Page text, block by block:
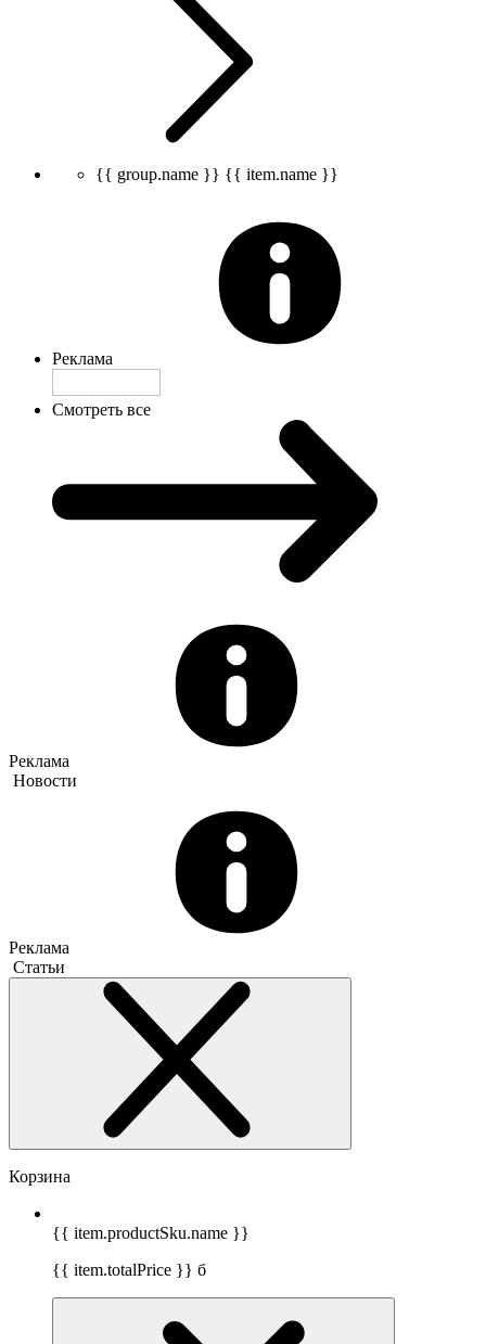
{{ group.name }} {{ item.name }}
Реклама
Смотреть все
Реклама
Новости
Реклама
Статьи
Корзина
{{ item.productSku.name }}
{{ item.totalPrice }} б